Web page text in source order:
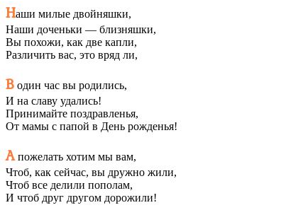
Наши милые двойняшки,
Наши доченьки — близняшки,
Вы похожи, как две капли,
Различить вас, это вряд ли,
В один час вы родились,
И на славу удались!
Принимайте поздравленья,
От мамы с папой в День рожденья!
А пожелать хотим мы вам,
Чтоб, как сейчас, вы дружно жили,
Чтоб все делили пополам,
И чтоб друг другом дорожили!